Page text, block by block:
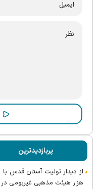
پربازدیدترین
هزار هیئت مذهبی غیربومی